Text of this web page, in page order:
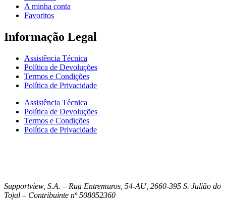
A minha conta
Favoritos
Informação Legal
Assistência Técnica
Política de Devoluções
Termos e Condições
Política de Privacidade
Assistência Técnica
Política de Devoluções
Termos e Condições
Política de Privacidade
Supportview, S.A. – Rua Entremuros, 54-AU, 2660-395 S. Julião do
Tojal – Contribuinte nº 508052360